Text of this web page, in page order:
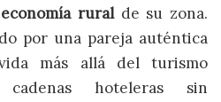
economía ruralde su zona.
por una pareja auténtica
más allá del turismo
hoteleras sin